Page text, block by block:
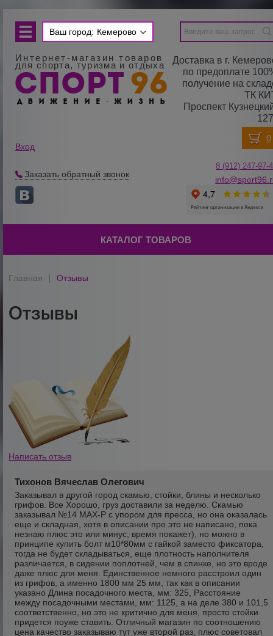
Ваш город: Кемерово
Интернет-магазин товаров
для спорта, туризма и отдыха
Доставка в г.
по предоплате
получение на
ТК
Проспект
Вход
Заказать обратный звонок
8 (912) 247-97-
КАТАЛОГ ТОВАРОВ
Главная Отзывы
Отзывы
Написать отзыв
Тихонов Вячеслав Олегович
Заказывал в другой город скамью, стойки, блины и несколько
грифов. Все Хорошо, груз доставили за неделю. Скамью
заказывал №14 MAX-P с упором для пресса, но она оказалась
еще и складная, хотя в описании про это не написано, пока
незнаю плюс это или минус, время покажет), но можно в
принципе купить болт м10*80мм с гайкой заместо фиксатора,
тогда не будет складываться, еще плотность наполнителя
различается, в сидении поплотней, чем в спинке, но это вроде
даже плюс для меня. Единственное немного расстроил один
из грифов, а именно 1800 мм 25 мм, так как в описании
указано Длина посадочного места, мм: 325, Расстояние
между посадочными местами, мм: 1125, а на деле 380 и 101,5
соответственно, но это не критично для меня, просто стойки
придется поуже ставить. Отличный магазин по соотношению
цена качество заказываю тут уже второй раз, плюс советовал